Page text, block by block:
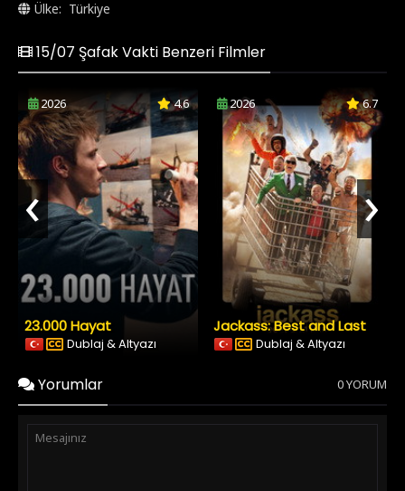
Ülke: Türkiye
15/07 Şafak Vakti Benzeri Filmler
2026 4.6
23.000 Hayat
Dublaj & Altyazı
2026 6.7
Jackass: Best and Last
Dublaj & Altyazı
‹ ›
Yorumlar 0 YORUM